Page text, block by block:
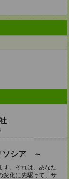
ソシア ～
す。それは、あなた
変化に先駆けて、サ